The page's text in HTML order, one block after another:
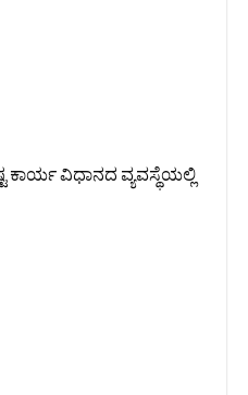
ಕಾರ್ಯ ವಿಧಾನದ ವ್ಯವಸ್ಥೆಯಲ್ಲಿ